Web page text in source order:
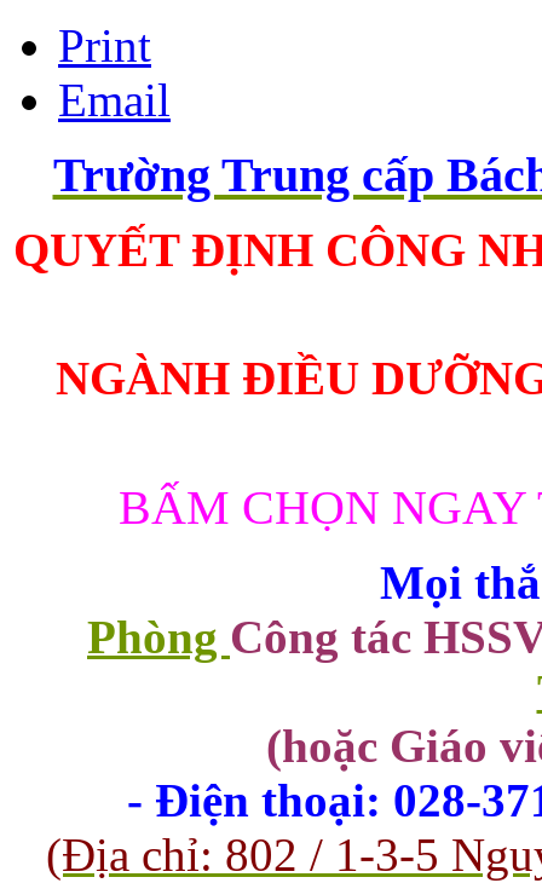
Print
Email
Trường Trung cấp
QUYẾT ĐỊNH CÔNG
NGÀNH ĐIỀU
BẤM CHỌN NGAY
Mọi
Phòng Công tác
(hoặc Giáo
- Điện thoại: 028-
(Địa chỉ: 802 / 1-3-5